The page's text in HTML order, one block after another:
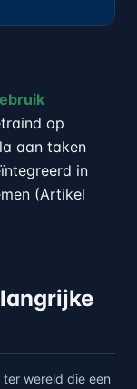
op
aan taken
in
(Artikel
wereld die een